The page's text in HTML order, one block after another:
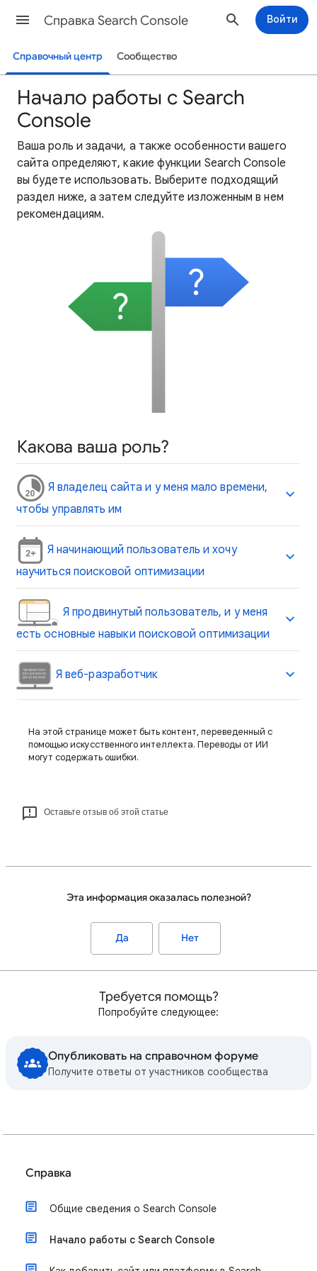
Справка Search Console Войти
Справочный центр Сообщество
Начало работы с Search
Console
Ваша роль и задачи, а также особенности вашего
сайта определяют, какие функции Search Console
вы будете использовать. Выберите подходящий
раздел ниже, а затем следуйте изложенным в нем
рекомендациям.
Какова ваша роль?
Я владелец сайта и у меня мало времени,
чтобы управлять им
Я начинающий пользователь и хочу
научиться поисковой оптимизации
Я продвинутый пользователь, и у меня
есть основные навыки поисковой оптимизации
Я веб-разработчик
На этой странице может быть контент, переведенный с
помощью искусственного интеллекта. Переводы от ИИ
могут содержать ошибки.
Оставьте отзыв об этой статье
Эта информация оказалась полезной?
Да Нет
Требуется помощь?
Попробуйте следующее:
Опубликовать на справочном форуме
Получите ответы от участников сообщества
Справка
Общие сведения о Search Console
Начало работы с Search Console